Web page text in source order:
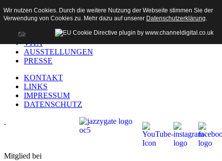
AKTUELL
VITA
AUSSTELLUNGEN
PRESSE
KONTAKT
LINKS
IMPRESSUM
DATENSCHUTZ
Mitglied bei
Wir nutzen Cookies. Durch die weitere Nutzung der Webseite stimmen Sie der
Verwendung von Cookies zu. Mehr dazu auf unserer Datenschutzerklärung.
Ok